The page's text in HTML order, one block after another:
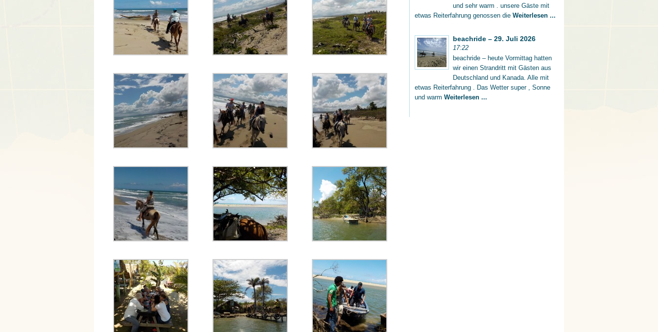
und sehr warm . unsere Gäste mit
etwas Reiterfahrung genossen die Weiterlesen ...
beachride – 29. Juli 2026
17:22
beachride – heute Vormittag hatten
wir einen Strandritt mit Gästen aus
Deutschland und Kanada. Alle mit
etwas Reiterfahrung . Das Wetter super , Sonne
und warm Weiterlesen ...